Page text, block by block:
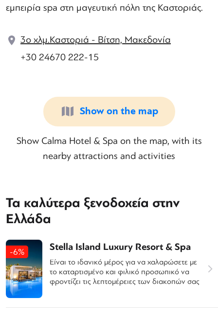
εμπειρία spa στη μαγευτική πόλη της Καστοριάς.
3ο χλμ.Καστοριά - Βίτση, Μακεδονία
+30 24670 222-15
Show on the map
Show Calma Hotel & Spa on the map, with its
nearby attractions and activities
Τα καλύτερα ξενοδοχεία στην
Ελλάδα
-6% Stella Island Luxury Resort & Spa
Είναι το ιδανικό μέρος για να χαλαρώσετε με
το καταρτισμένο και φιλικό προσωπικό να
φροντίζει τις λεπτομέρειες των διακοπών σας